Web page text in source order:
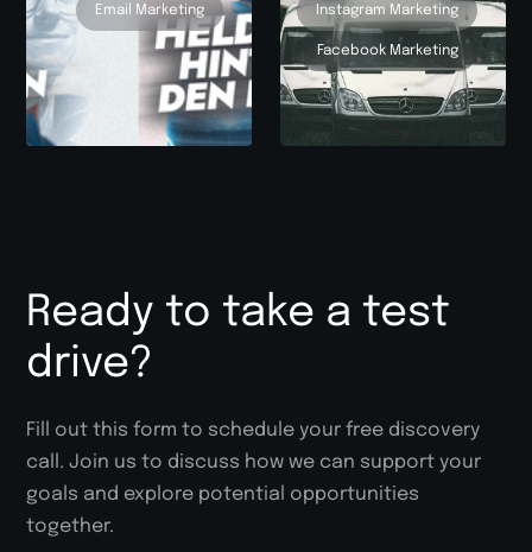
Email Marketing
Facebook Marketing
Instagram Marketing
Ready to take a test
drive?
Fill out this form to schedule your free discovery
call. Join us to discuss how we can support your
goals and explore potential opportunities
together.